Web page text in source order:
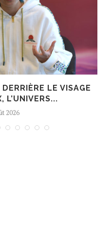
LE VISAGE
L’UNIVERS...
2026